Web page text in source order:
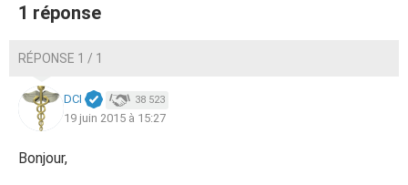
1 réponse
RÉPONSE 1 / 1
DCI 38 523
19 juin 2015 à 15:27
Bonjour,